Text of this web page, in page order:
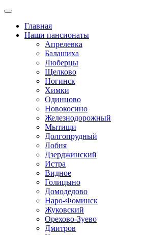
Главная
Наши пансионаты
Апрелевка
Балашиха
Люберцы
Щелково
Ногинск
Химки
Одинцово
Новокосино
Железнодорожный
Мытищи
Долгопрудный
Лобня
Дзерджинский
Истра
Видное
Голицыно
Домодедово
Наро-Фоминск
Жуковский
Орехово-Зуево
Дмитров